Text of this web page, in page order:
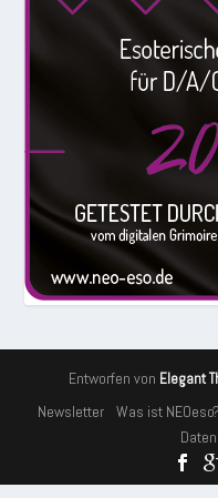
Entworfen von Elegant
Newsletter Was ist NEOeso?